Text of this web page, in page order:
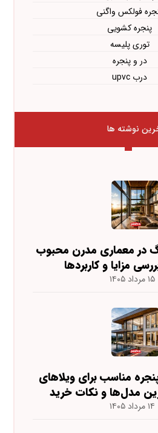
فولکس واگنی
پنجره کشویی
توری پلیسه
در و پنجره
درب upvc
نوشته ها
در معماری مدرن محبوب
مزایا و کاربردها
۱۵ مرداد ۱۴۰۵
مناسب برای ویلاهای
مدل‌ها و نکات خرید
۱۴ مرداد ۱۴۰۵